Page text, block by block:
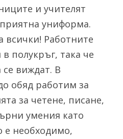
и учителят
униформа.
всички! Работните
полукръг, така че
се виждат. В
обяд работим за
за четене, писане,
умения като
е необходимо,